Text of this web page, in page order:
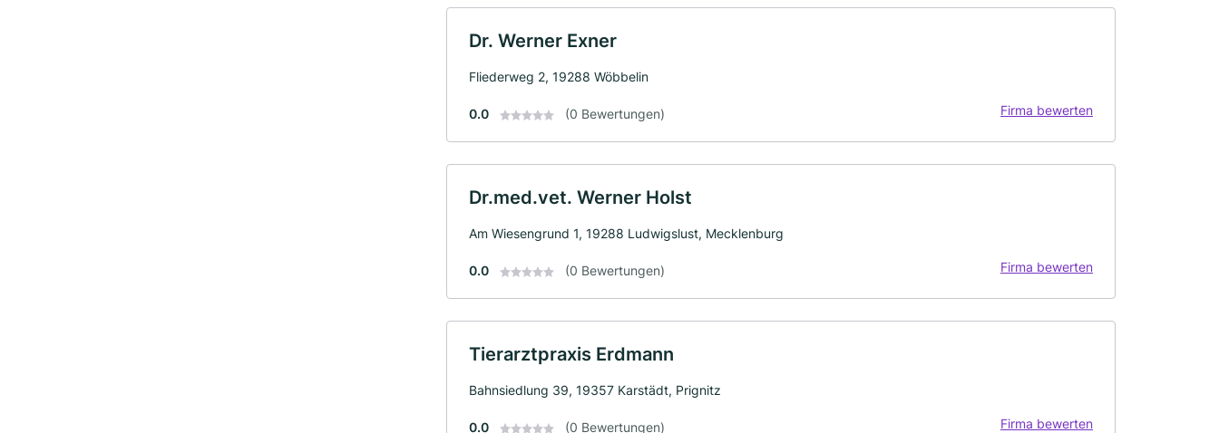
Dr. Werner Exner
Fliederweg 2, 19288 Wöbbelin
0.0 (0 Bewertungen) Firma bewerten
Dr.med.vet. Werner Holst
Am Wiesengrund 1, 19288 Ludwigslust, Mecklenburg
0.0 (0 Bewertungen) Firma bewerten
Tierarztpraxis Erdmann
Bahnsiedlung 39, 19357 Karstädt, Prignitz
0.0 (0 Bewertungen) Firma bewerten